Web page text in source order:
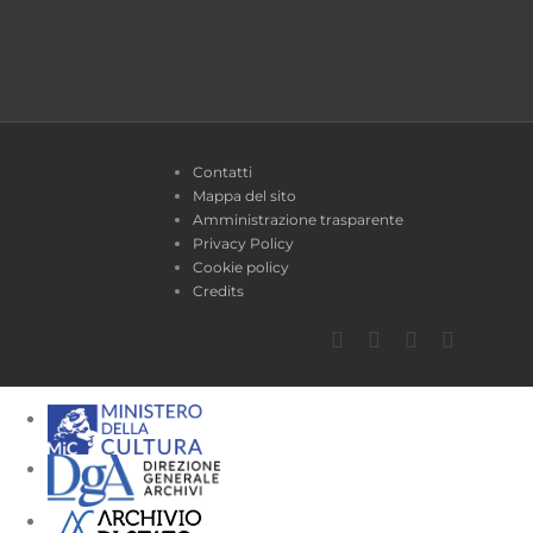
Contatti
Mappa del sito
Amministrazione trasparente
Privacy Policy
Cookie policy
Credits
Facebook
TwitterYouTube